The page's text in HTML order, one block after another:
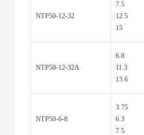
NTP50-12-32
7.5
12.5
15
NTP50-12-32A
6.8
11.3
13.6
NTP50-6-8
3.75
6.3
7.5